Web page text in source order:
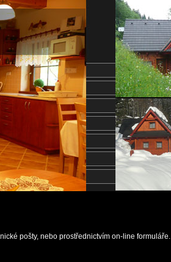
pošty, nebo prostřednictvím on-line formuláře.